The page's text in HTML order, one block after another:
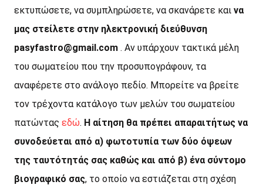
εκτυπώσετε, να συμπληρώσετε, να σκανάρετε και να
μας στείλετε στην ηλεκτρονική διεύθυνση
pasyfastro@gmail.com . Αν υπάρχουν τακτικά μέλη
του σωματείου που την προσυπογράφουν, τα
αναφέρετε στο ανάλογο πεδίο. Μπορείτε να βρείτε
τον τρέχοντα κατάλογο των μελών του σωματείου
πατώντας εδώ. Η αίτηση θα πρέπει απαραιτήτως να
συνοδεύεται από α) φωτοτυπία των δύο όψεων
της ταυτότητάς σας καθώς και από β) ένα σύντομο
βιογραφικό σας, το οποίο να εστιάζεται στη σχέση